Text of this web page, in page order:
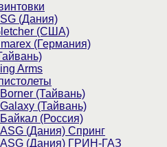
(Дания)
(США)
(Германия)
Arms
(Тайвань)
(Тайвань)
(Россия)
(Дания) Спринг
(Дания) ГРИН-ГАЗ